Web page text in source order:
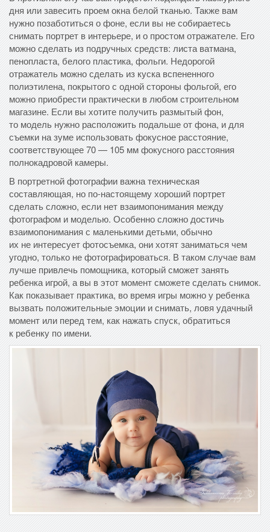
дня или завесить проем окна белой тканью. Также вам
нужно позаботиться о фоне, если вы не собираетесь
снимать портрет в интерьере, и о простом отражателе. Его
можно сделать из подручных средств: листа ватмана,
пенопласта, белого пластика, фольги. Недорогой
отражатель можно сделать из куска вспененного
полиэтилена, покрытого с одной стороны фольгой, его
можно приобрести практически в любом строительном
магазине. Если вы хотите получить размытый фон,
то модель нужно расположить подальше от фона, и для
съемки на зуме использовать фокусное расстояние,
соответствующее 70 — 105 мм фокусного расстояния
полнокадровой камеры.
В портретной фотографии важна техническая
составляющая, но по-настоящему хороший портрет
сделать сложно, если нет взаимопонимания между
фотографом и моделью. Особенно сложно достичь
взаимопонимания с маленькими детьми, обычно
их не интересует фотосъемка, они хотят заниматься чем
угодно, только не фотографироваться. В таком случае вам
лучше привлечь помощника, который сможет занять
ребенка игрой, а вы в этот момент сможете сделать снимок.
Как показывает практика, во время игры можно у ребенка
вызвать положительные эмоции и снимать, ловя удачный
момент или перед тем, как нажать спуск, обратиться
к ребенку по имени.